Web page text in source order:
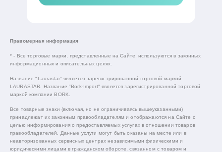
Правомерная информация
* - Все торговые марки, представленные на Сайте, используются в законных
информационных и описательных целях.
Название "Laurastar" является зарегистрированной торговой маркой
LAURASTAR. Название "Bork-Import" является зарегистрированной торговой
маркой компании BORK.
Все товарные знаки (включая, но не ограничиваясь вышеуказанными)
принадлежат их законным правообладателям и отображаются на Сайте с
целью информирования о предоставляемых услугах в отношении товаров
правообладателей. Данные услуги могут быть оказаны на месте или в
неавторизованных сервисных центрах независимыми физическими и
юридическими лицами в гражданском обороте, связанном с товаром и